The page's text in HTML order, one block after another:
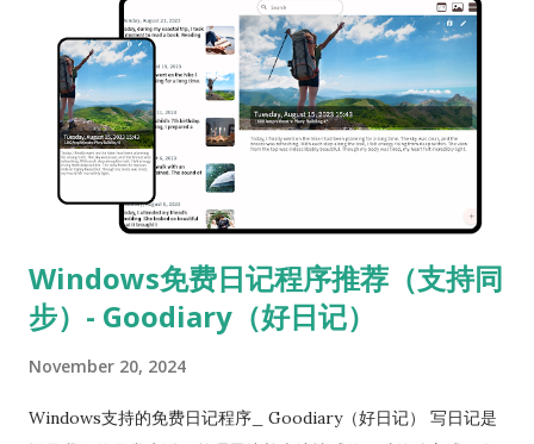
Windows免费日记程序推荐（支持同
步）- Goodiary（好日记）
November 20, 2024
Windows支持的免费日记程序_ Goodiary（好日记） 写日记是